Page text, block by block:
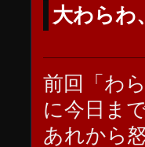
大わらわ
前回「わ
に今日ま
あれから